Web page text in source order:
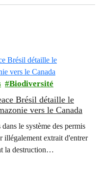
Biodiversité
Brésil détaille le
vers le Canada
le système des permis
illégalement extrait d'entrer
la destruction
qui touchent les peuples